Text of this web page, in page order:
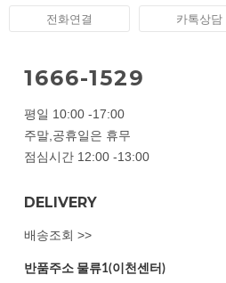
전화연결 카톡상담
1666-1529
평일 10:00 -17:00
주말,공휴일은 휴무
점심시간 12:00 -13:00
DELIVERY
배송조회 >>
반품주소 물류1(이천센터)